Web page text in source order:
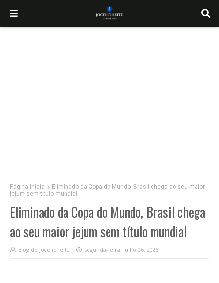
Página inicial
Eliminado da Copa do Mundo, Brasil chega ao seu maior
jejum sem título mundial
Eliminado da Copa do Mundo, Brasil chega
ao seu maior jejum sem título mundial
Blog do Jocelio leite segunda-feira, julho 06, 2026